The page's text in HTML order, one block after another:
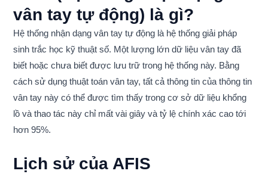
vân tay tự động) là gì?
Hệ thống nhận dạng vân tay tự động là hệ thống giải pháp
sinh trắc học kỹ thuật số. Một lượng lớn dữ liệu vân tay đã
biết hoặc chưa biết được lưu trữ trong hệ thống này. Bằng
cách sử dụng thuật toán vân tay, tất cả thông tin của thông tin
vân tay này có thể được tìm thấy trong cơ sở dữ liệu khổng
lồ và thao tác này chỉ mất vài giây và tỷ lệ chính xác cao tới
hơn 95%.
Lịch sử của AFIS